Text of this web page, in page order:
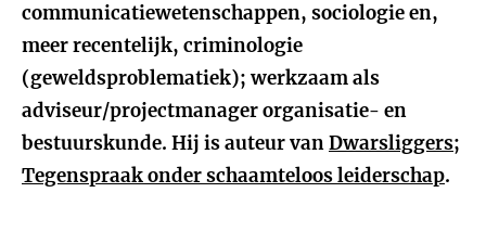
communicatiewetenschappen, sociologie en,
meer recentelijk, criminologie
(geweldsproblematiek); werkzaam als
adviseur/projectmanager organisatie- en
bestuurskunde. Hij is auteur vanDwarsliggers;
Tegenspraak onder schaamteloos leiderschap.